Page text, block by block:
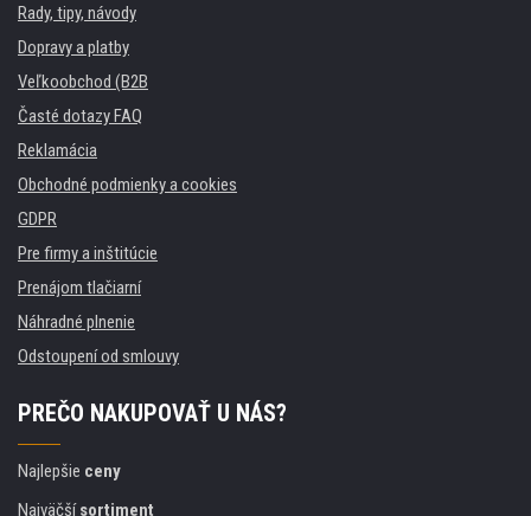
Rady, tipy, návody
Dopravy a platby
Veľkoobchod (B2B
Časté dotazy FAQ
Reklamácia
Obchodné podmienky a cookies
GDPR
Pre firmy a inštitúcie
Prenájom tlačiarní
Náhradné plnenie
Odstoupení od smlouvy
PREČO NAKUPOVAŤ U NÁS?
Najlepšie ceny
Najväčšísortiment